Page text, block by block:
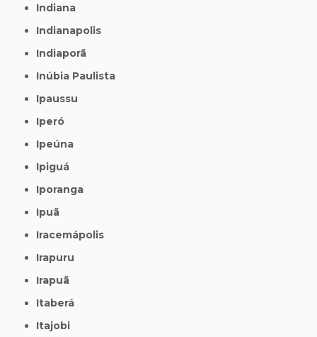
Indiana
Indianapolis
Indiaporã
Inúbia Paulista
Ipaussu
Iperó
Ipeúna
Ipiguá
Iporanga
Ipuã
Iracemápolis
Irapuru
Irapuã
Itaberá
Itajobi